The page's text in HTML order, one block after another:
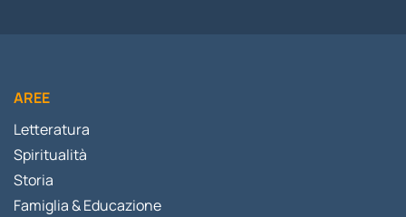
AREE
Letteratura
Spiritualità
Storia
Famiglia & Educazione